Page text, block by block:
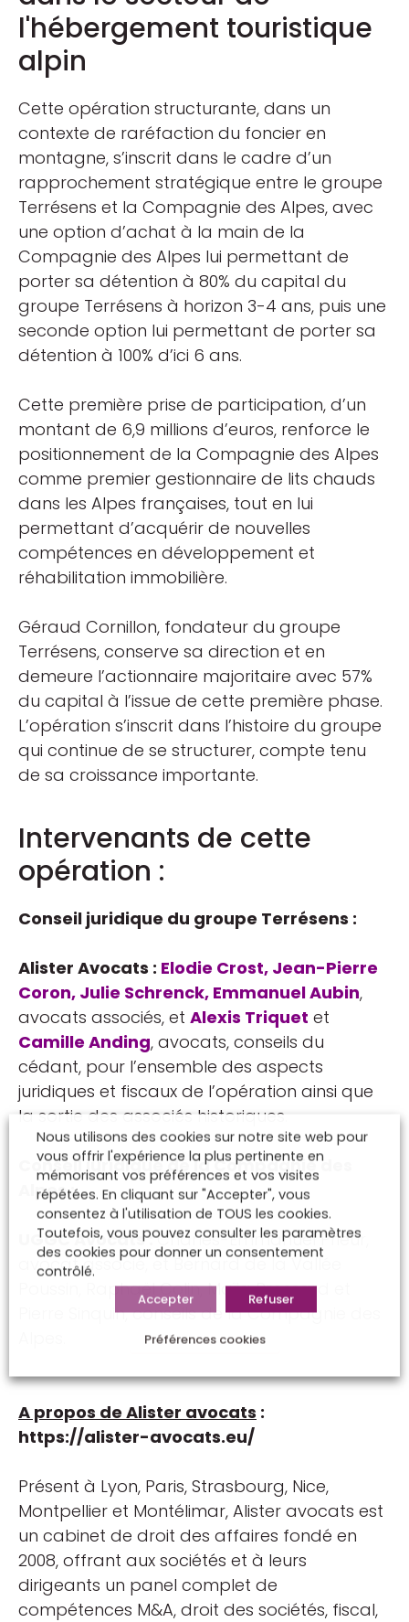
l'hébergement touristique
alpin
Cette opération structurante, dans un
contexte de raréfaction du foncier en
montagne, s’inscrit dans le cadre d’un
rapprochement stratégique entre le groupe
Terrésens et la Compagnie des Alpes, avec
une option d’achat à la main de la
Compagnie des Alpes lui permettant de
porter sa détention à 80% du capital du
groupe Terrésens à horizon 3-4 ans, puis une
seconde option lui permettant de porter sa
détention à 100% d’ici 6 ans.
Cette première prise de participation, d’un
montant de 6,9 millions d’euros, renforce le
positionnement de la Compagnie des Alpes
comme premier gestionnaire de lits chauds
dans les Alpes françaises, tout en lui
permettant d’acquérir de nouvelles
compétences en développement et
réhabilitation immobilière.
Géraud Cornillon, fondateur du groupe
Terrésens, conserve sa direction et en
demeure l’actionnaire majoritaire avec 57%
du capital à l’issue de cette première phase.
L’opération s’inscrit dans l’histoire du groupe
qui continue de se structurer, compte tenu
de sa croissance importante.
Intervenants de cette
opération :
Conseil juridique du groupe Terrésens :
Alister Avocats : Elodie Crost, Jean-Pierre
Coron, Julie Schrenck, Emmanuel Aubin,
avocats associés, et Alexis Triquet et
Camille Anding, avocats, conseils du
cédant, pour l’ensemble des aspects
juridiques et fiscaux de l’opération ainsi que
la sortie des associés historiques.
Conseil juridique de la Compagnie des
Alpes :
UGGC Avocats :Charles-Emmanuel Prieur,
avocat associé, et Bernard de la Vallée
Poussin, Raphaël Colin, Maïja Brossard et
Pierre Sinquin, conseils de la Compagnie des
A propos de Alister avocats :
https://alister-avocats.eu/
Présent à Lyon, Paris, Strasbourg, Nice,
Montpellier et Montélimar, Alister avocats est
un cabinet de droit des affaires fondé en
2008, offrant aux sociétés et à leurs
dirigeants un panel complet de
compétences M&A, droit des sociétés, fiscal,
Nous utilisons des cookies sur notre site web pour
vous offrir l'expérience la plus pertinente en
mémorisant vos préférences et vos visites
répétées. En cliquant sur "Accepter", vous
consentez à l'utilisation de TOUS les cookies.
Toutefois, vous pouvez consulter les paramètres
des cookies pour donner un consentement
contrôlé.
Accepter Refuser
Préférences cookies